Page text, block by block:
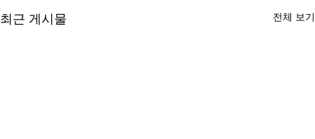
최근 게시물 전체 보기